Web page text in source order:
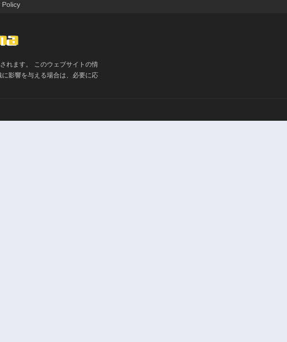
Policy
れます。 このウェブサイトの情
影響を与える場合は、必要に応